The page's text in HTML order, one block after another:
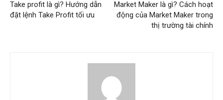
Take profit là gì? Hướng dẫn
đặt lệnh Take Profit tối ưu
Market Maker là gì? Cách hoạt
động của Market Maker trong
thị trường tài chính